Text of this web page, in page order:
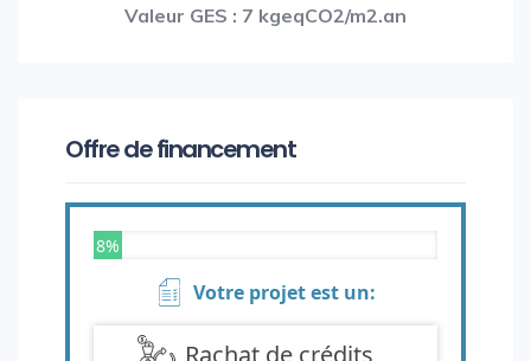
Valeur GES : 7 kgeqCO2/m2.an
Offre de financement